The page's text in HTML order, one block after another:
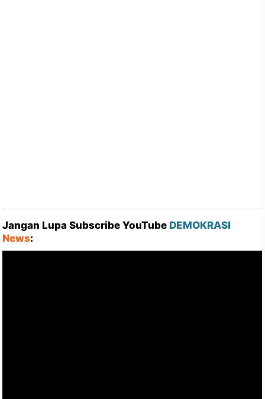
Jangan Lupa Subscribe YouTube DEMOKRASI
News: